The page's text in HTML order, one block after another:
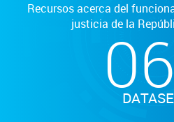
Recursos acerca del
justicia de la